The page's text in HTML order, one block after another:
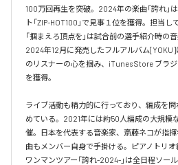
100万回再生を突破。2024年の楽曲「誇れ」
ト「ZIP-HOT100」で見事１位を獲得。担当
「掴まえろ頂点を」は試合前の選手紹介時の
2024年12月に発売したフルアルバム
のリスナーの心を掴み、iTunes Store ブラジ
を獲得。
ライブ活動も精力的に行っており、編成を
めている。2021年には約50人編成の大規模
催。日本を代表する音楽家、斎藤ネコが指
曲もメンバー自身で手掛ける。ピアノトリ
ワンマンツアー「誇れ-2024-」は全日程ソー